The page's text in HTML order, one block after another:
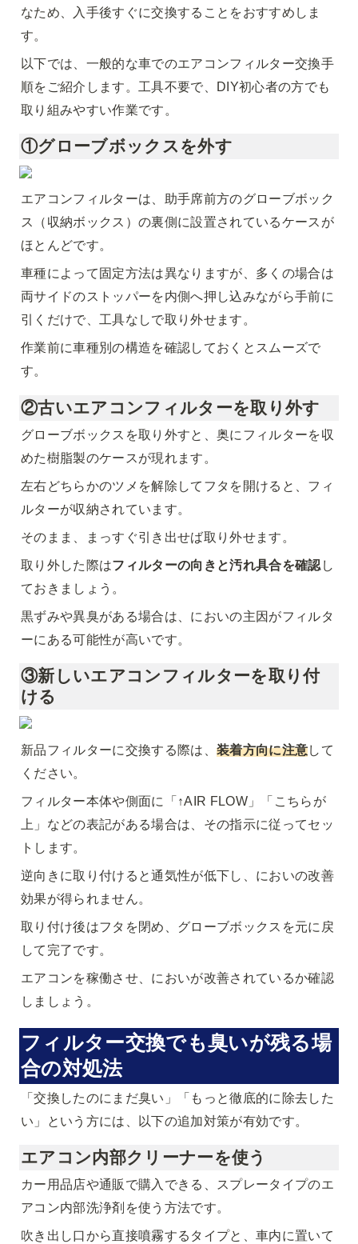
なため、入手後すぐに交換することをおすすめしま
す。
以下では、一般的な車でのエアコンフィルター交換手
順をご紹介します。工具不要で、DIY初心者の方でも
取り組みやすい作業です。
①グローブボックスを外す
エアコンフィルターは、助手席前方のグローブボック
ス（収納ボックス）の裏側に設置されているケースが
ほとんどです。
車種によって固定方法は異なりますが、多くの場合は
両サイドのストッパーを内側へ押し込みながら手前に
引くだけで、工具なしで取り外せます。
作業前に車種別の構造を確認しておくとスムーズで
す。
②古いエアコンフィルターを取り外す
グローブボックスを取り外すと、奥にフィルターを収
めた樹脂製のケースが現れます。
左右どちらかのツメを解除してフタを開けると、フィ
ルターが収納されています。
そのまま、まっすぐ引き出せば取り外せます。
取り外した際はフィルターの向きと汚れ具合を確認 し
ておきましょう。
黒ずみや異臭がある場合は、においの主因がフィルタ
ーにある可能性が高いです。
③新しいエアコンフィルターを取り付
ける
新品フィルターに交換する際は、 装着方向に注意して
ください。
フィルター本体や側面に「↑AIR FLOW」「こちらが
上」などの表記がある場合は、その指示に従ってセッ
トします。
逆向きに取り付けると通気性が低下し、においの改善
効果が得られません。
取り付け後はフタを閉め、グローブボックスを元に戻
して完了です。
エアコンを稼働させ、においが改善されているか確認
しましょう。
フィルター交換でも臭いが残る場
合の対処法
「交換したのにまだ臭い」「もっと徹底的に除去した
い」という方には、以下の追加対策が有効です。
エアコン内部クリーナーを使う
カー用品店や通販で購入できる、スプレータイプのエ
アコン内部洗浄剤を使う方法です。
吹き出し口から直接噴霧するタイプと、車内に置いて